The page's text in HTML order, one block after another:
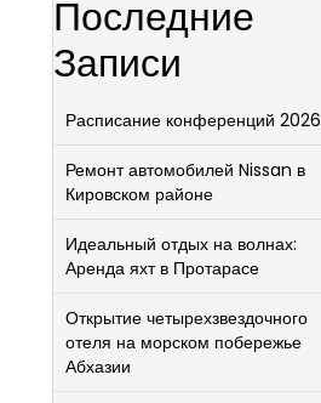
Последние
Записи
Расписание конференций 2026
Ремонт автомобилей Nissan в
Кировском районе
Идеальный отдых на волнах:
Аренда яхт в Протарасе
Открытие четырехзвездочного
отеля на морском побережье
Абхазии